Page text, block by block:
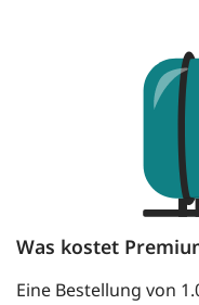
Was kostet
Eine Bestellung von